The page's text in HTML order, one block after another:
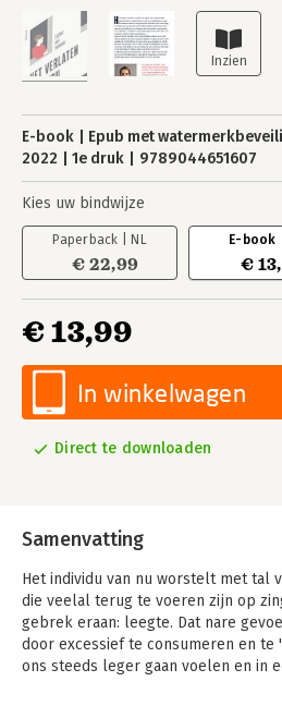
E-book Epub met
2022
1e druk 9789044651607
Kies uw bindwijze
Paperback | NL
€ 22,99
E-book
€
€ 13,99
In winkelwagen
Direct te downloaden
Samenvatting
Het individu van nu worstelt met tal
die veelal terug te voeren zijn op
gebrek eraan: leegte. Dat nare
door excessief te consumeren en te
ons steeds leger gaan voelen en in